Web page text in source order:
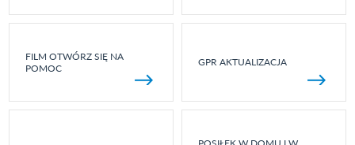
FILM OTWÓRZ SIĘ NA
POMOC
GPR AKTUALIZACJA